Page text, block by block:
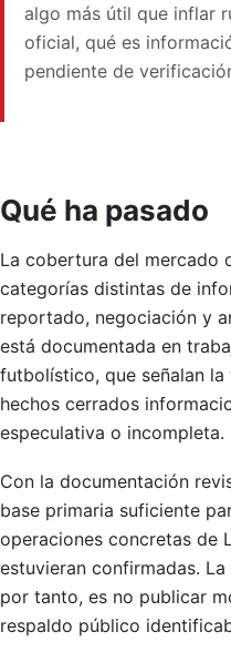
algo más útil que inflar
oficial, qué es
pendiente de
Qué ha pasado
La cobertura del mercado
categorías distintas de
reportado, negociación y
está documentada en
futbolístico, que señalan
hechos cerrados
especulativa o incompleta.
Con la documentación
base primaria suficiente
operaciones concretas de
estuvieran confirmadas.
por tanto, es no publicar
respaldo público